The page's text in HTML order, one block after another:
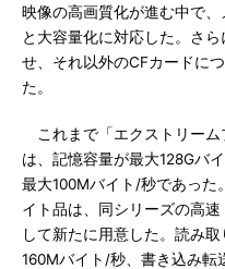
映像の高画質化が進む中で
と大容量化に対応した。さ
せ、それ以外のCFカードに
た。
これまで「エクストリーム
は、記憶容量が最大128Gバ
最大100Mバイト/秒であった
イト品は、同シリーズの高速
して新たに用意した。読み
160Mバイト/秒、書き込み転